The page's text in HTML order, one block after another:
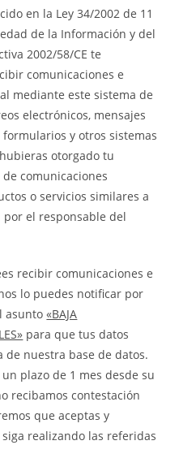
en la Ley 34/2002 de 11
de la Información y del
2002/58/CE te
comunicaciones e
mediante este sistema de
electrónicos, mensajes
y otros sistemas
otorgado tu
comunicaciones
o servicios similares a
el responsable del
recibir comunicaciones e
lo puedes notificar por
asunto«BAJA
para que tus datos
de nuestra base de datos.
plazo de 1 mes desde su
recibamos contestación
que aceptas y
realizando las referidas